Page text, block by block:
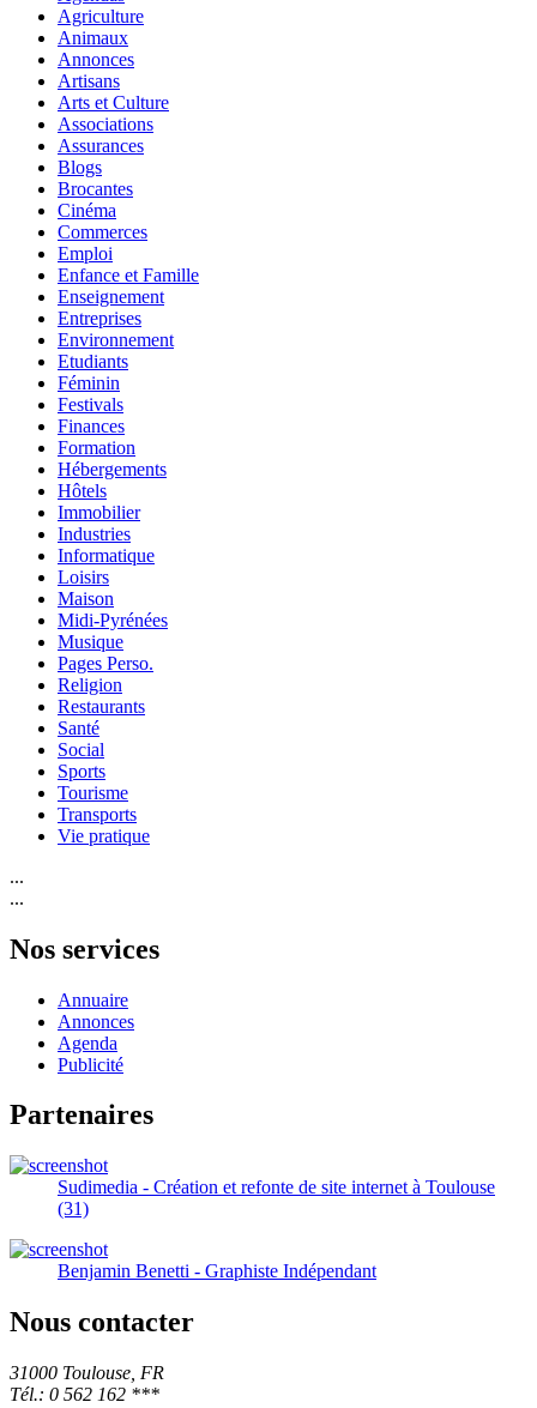
Agriculture
Animaux
Annonces
Artisans
Arts et Culture
Associations
Assurances
Blogs
Brocantes
Cinéma
Commerces
Emploi
Enfance et Famille
Enseignement
Entreprises
Environnement
Etudiants
Féminin
Festivals
Finances
Formation
Hébergements
Hôtels
Immobilier
Industries
Informatique
Loisirs
Maison
Midi-Pyrénées
Musique
Pages Perso.
Religion
Restaurants
Santé
Social
Sports
Tourisme
Transports
Vie pratique
...
...
Nos services
Annuaire
Annonces
Agenda
Publicité
Partenaires
Sudimedia - Création et refonte de site internet à Toulouse
(31)
Benjamin Benetti - Graphiste Indépendant
Nous contacter
31000 Toulouse, FR
Tél.: 0 562 162 ***